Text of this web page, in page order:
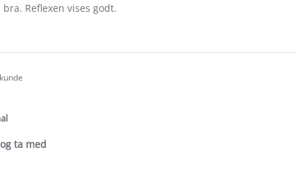
Reflexen vises godt.
ta med